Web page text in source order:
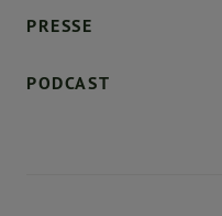
PRESSE
PODCAST